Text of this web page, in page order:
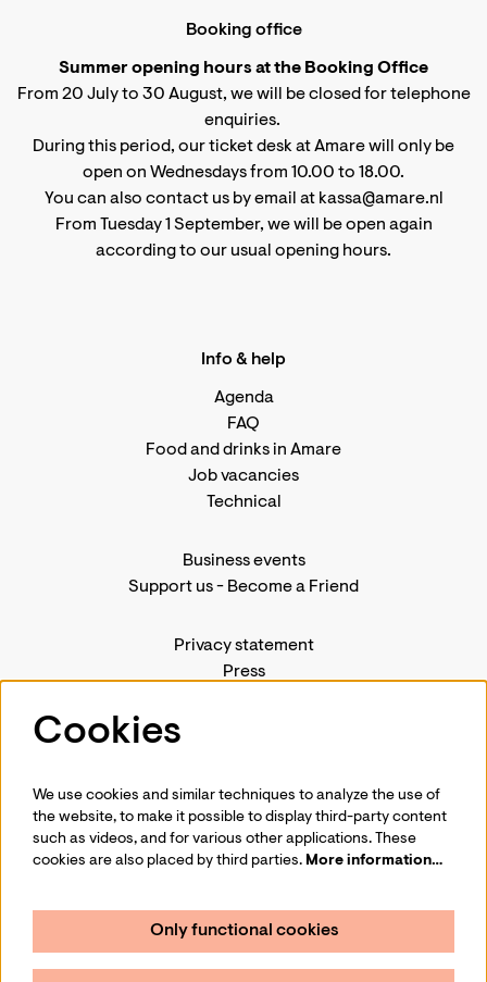
Booking office
Summer opening hours at the Booking Office
From 20 July to 30 August, we will be closed for telephone
enquiries.
During this period, our ticket desk at Amare will only be
open on Wednesdays from 10.00 to 18.00.
You can also contact us by email at kassa@amare.nl
From Tuesday 1 September, we will be open again
according to our usual opening hours.
Info & help
Agenda
FAQ
Food and drinks in Amare
Job vacancies
Technical
Business events
Support us- Become a Friend
Privacy statement
Press
Follow us
Cookies
We use cookies and similar techniques to analyze the use of
the website, to make it possible to display third-party content
such as videos, and for various other applications. These
cookies are also placed by third parties. More information…
Only functional cookies